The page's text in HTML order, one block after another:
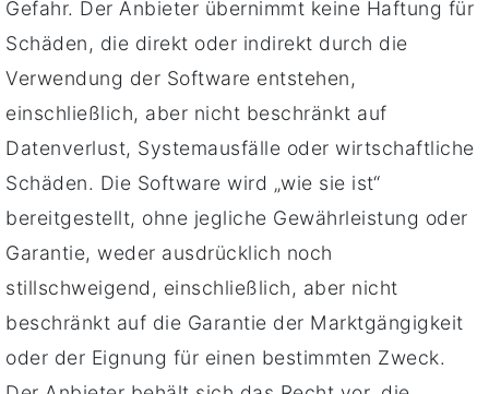
Gefahr. Der Anbieter übernimmt keine Haftung für
Schäden, die direkt oder indirekt durch die
Verwendung der Software entstehen,
einschließlich, aber nicht beschränkt auf
Datenverlust, Systemausfälle oder wirtschaftliche
Schäden. Die Software wird „wie sie ist“
bereitgestellt, ohne jegliche Gewährleistung oder
Garantie, weder ausdrücklich noch
stillschweigend, einschließlich, aber nicht
beschränkt auf die Garantie der Marktgängigkeit
oder der Eignung für einen bestimmten Zweck.